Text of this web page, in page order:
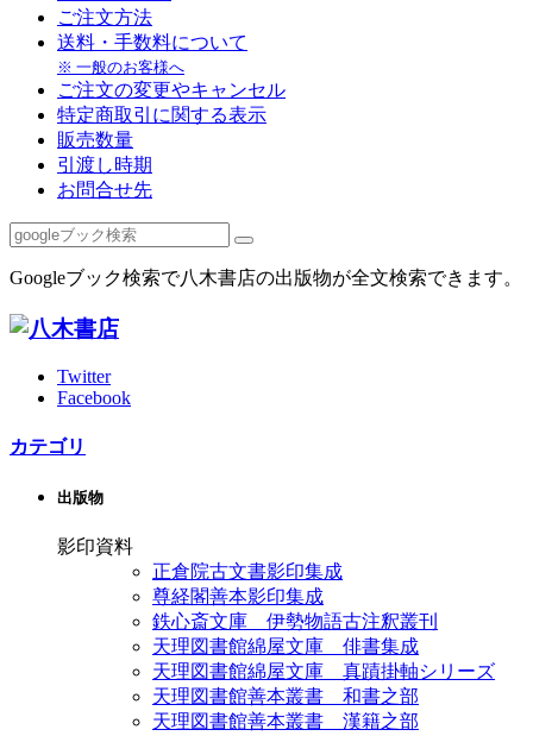
ご注文方法
送料・手数料について
※ 一般のお客様へ
ご注文の変更やキャンセル
特定商取引に関する表示
販売数量
引渡し時期
お問合せ先
Googleブック検索で八木書店の出版物が全文検索できます。
Twitter
Facebook
カテゴリ
出版物
影印資料
正倉院古文書影印集成
尊経閣善本影印集成
鉄心斎文庫 伊勢物語古注釈叢刊
天理図書館綿屋文庫 俳書集成
天理図書館綿屋文庫 真蹟掛軸シリーズ
天理図書館善本叢書 和書之部
天理図書館善本叢書 漢籍之部